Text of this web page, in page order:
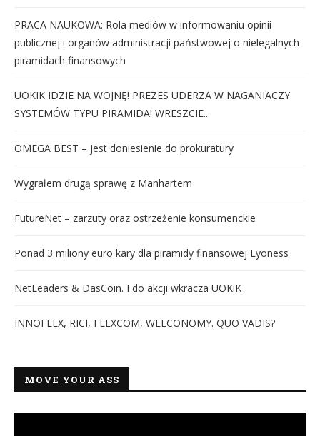
PRACA NAUKOWA: Rola mediów w informowaniu opinii
publicznej i organów administracji państwowej o nielegalnych
piramidach finansowych
UOKIK IDZIE NA WOJNĘ! PREZES UDERZA W NAGANIACZY
SYSTEMÓW TYPU PIRAMIDA! WRESZCIE...
OMEGA BEST – jest doniesienie do prokuratury
Wygrałem drugą sprawę z Manhartem
FutureNet – zarzuty oraz ostrzeżenie konsumenckie
Ponad 3 miliony euro kary dla piramidy finansowej Lyoness
NetLeaders & DasCoin. I do akcji wkracza UOKiK
INNOFLEX, RICI, FLEXCOM, WEECONOMY. QUO VADIS?
MOVE YOUR ASS